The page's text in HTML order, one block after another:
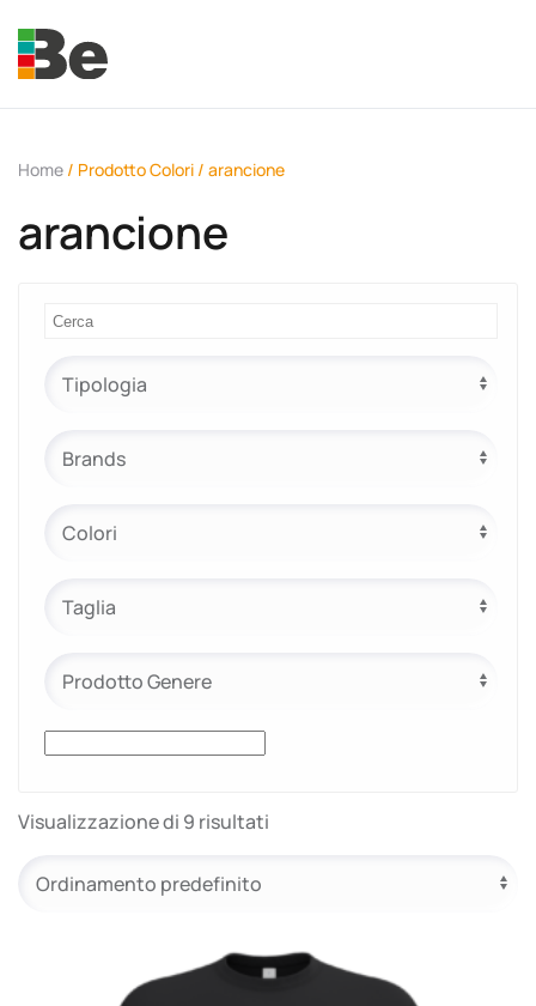
Skip to main content
Home / Prodotto Colori / arancione
arancione
Visualizzazione di 9 risultati